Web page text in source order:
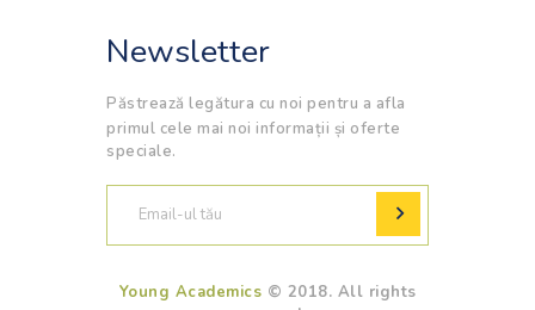
Newsletter
Păstrează legătura cu noi pentru a afla
primul cele mai noi informații și oferte
speciale.
Young Academics © 2018. All rights